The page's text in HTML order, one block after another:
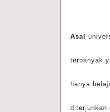
Asal
terbanyak
hanya
diterjunkan